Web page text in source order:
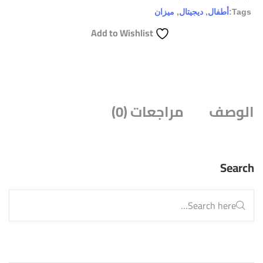
Tags: أطفال, ديجيتال, ميزان
Add to Wishlist
الوصف مراجعات (0)
Search